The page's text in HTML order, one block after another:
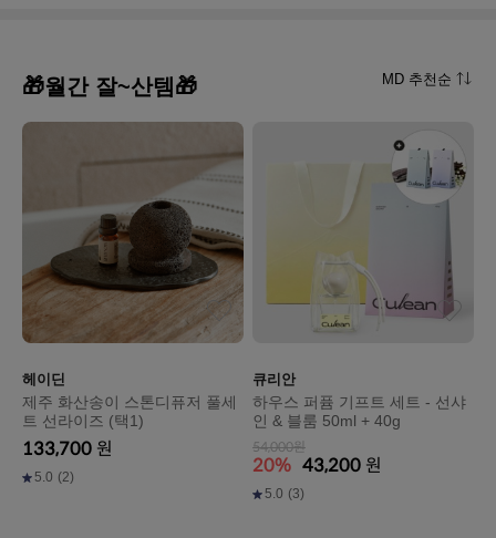
🎁월간 잘~산템🎁 MD 추천순
헤이딘
제주 화산송이 스톤디퓨저 풀세
트 선라이즈 (택1)
133,700 원
5.0 (2)
큐리안
하우스 퍼퓸 기프트 세트 - 선샤
인 & 블룸 50ml + 40g
54,000원
20% 43,200 원
5.0 (3)